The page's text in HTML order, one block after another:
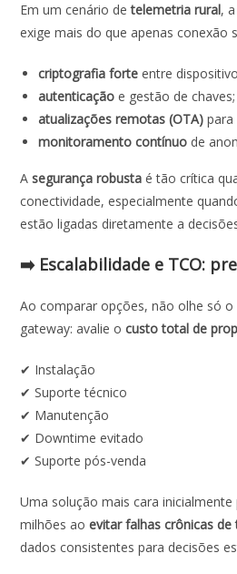
Em um cenário detelemetria rural,
exige mais do que apenas conexão
criptografia forte entre
autenticaçãoe gestão de chaves;
atualizações remotas (OTA) para
monitoramento contínuo de
Asegurança robusta é tão crítica
conectividade, especialmente
estão ligadas diretamente a
➡️ Escalabilidade e TCO:
Ao comparar opções, não olhe só
gateway: avalie ocusto total de
✔ Instalação
✔ Suporte técnico
✔ Manutenção
✔ Downtime evitado
✔ Suporte pós-venda
Uma solução mais cara
milhões aoevitar falhas crônicas
dados consistentes para decisões